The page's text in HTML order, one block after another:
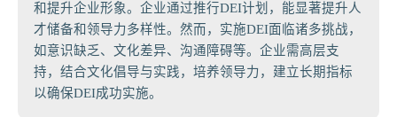
和提升企业形象。企业通过推行DEI计划，能显著提升人
才储备和领导力多样性。然而，实施DEI面临诸多挑战，
如意识缺乏、文化差异、沟通障碍等。企业需高层支
持，结合文化倡导与实践，培养领导力，建立长期指标
以确保DEI成功实施。